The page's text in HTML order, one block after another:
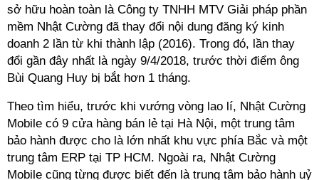
sở hữu hoàn toàn là Công ty TNHH MTV Giải pháp phần
mềm Nhật Cường đã thay đổi nội dung đăng ký kinh
doanh 2 lần từ khi thành lập (2016). Trong đó, lần thay
đổi gần đây nhất là ngày 9/4/2018, trước thời điểm ông
Bùi Quang Huy bị bắt hơn 1 tháng.
Theo tìm hiểu, trước khi vướng vòng lao lí, Nhật Cường
Mobile có 9 cửa hàng bán lẻ tại Hà Nội, một trung tâm
bảo hành được cho là lớn nhất khu vực phía Bắc và một
trung tâm ERP tại TP HCM. Ngoài ra, Nhật Cường
Mobile cũng từng được biết đến là trung tâm bảo hành uỷ